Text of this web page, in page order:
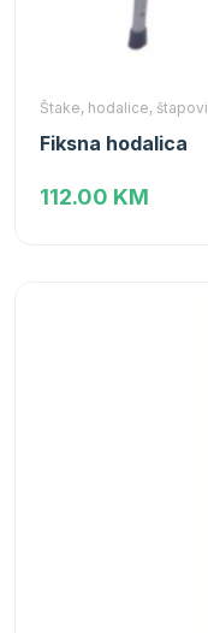
Štake, hodalice, štapovi
Fiksna hodalica
112.00 KM